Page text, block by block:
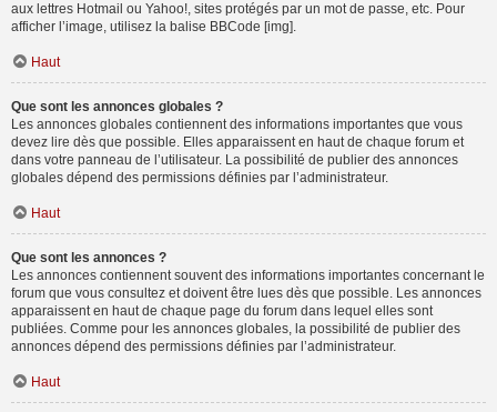
aux lettres Hotmail ou Yahoo!, sites protégés par un mot de passe, etc. Pour
afficher l’image, utilisez la balise BBCode [img].
Haut
Que sont les annonces globales ?
Les annonces globales contiennent des informations importantes que vous
devez lire dès que possible. Elles apparaissent en haut de chaque forum et
dans votre panneau de l’utilisateur. La possibilité de publier des annonces
globales dépend des permissions définies par l’administrateur.
Haut
Que sont les annonces ?
Les annonces contiennent souvent des informations importantes concernant le
forum que vous consultez et doivent être lues dès que possible. Les annonces
apparaissent en haut de chaque page du forum dans lequel elles sont
publiées. Comme pour les annonces globales, la possibilité de publier des
annonces dépend des permissions définies par l’administrateur.
Haut